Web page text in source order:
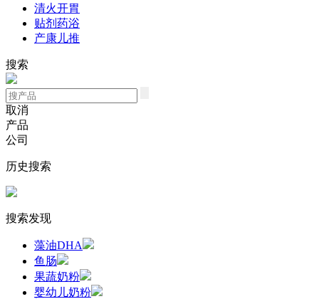
清火开胃
贴剂药浴
产康儿推
搜索
取消
产品
公司
历史搜索
搜索发现
藻油DHA
鱼肠
果蔬奶粉
婴幼儿奶粉